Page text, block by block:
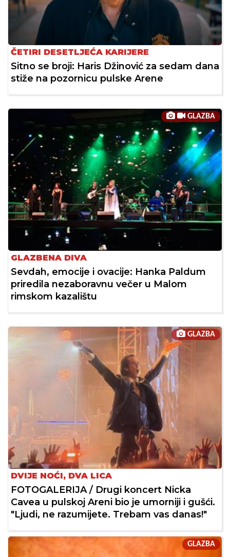
ČETIRI DESETLJEĆA KARIJERE
Sitno se broji: Haris Džinović za sedam dana
stiže na pozornicu pulske Arene
GLAZBA
GLAZBENA DIVA
Sevdah, emocije i ovacije: Hanka Paldum
priredila nezaboravnu večer u Malom
rimskom kazalištu
GLAZBA
DVIJE NOĆI, DVA LICA
FOTOGALERIJA / Drugi koncert Nicka
Cavea u pulskoj Areni bio je umorniji i gušći.
"Ljudi, ne razumijete. Trebam vas danas!"
GLAZBA